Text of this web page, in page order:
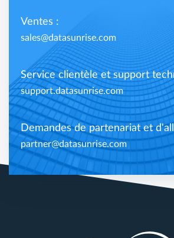
Ventes :
sales@datasunrise.com
Service clientèle et support
support.datasunrise.com
Demandes de partenariat et
partner@datasunrise.com